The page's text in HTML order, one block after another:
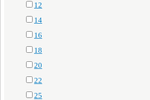
12
14
16
18
20
22
25